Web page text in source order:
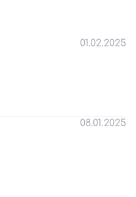
01.02.2025
08.01.2025